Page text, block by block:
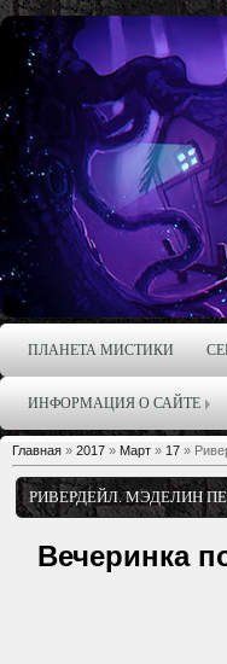
ПЛАНЕТА МИСТИКИ
ИНФОРМАЦИЯ О САЙТЕ
Главная » 2017 » Март » 17 »
РИВЕРДЕЙЛ. МЭДЕЛИН
Вечеринка